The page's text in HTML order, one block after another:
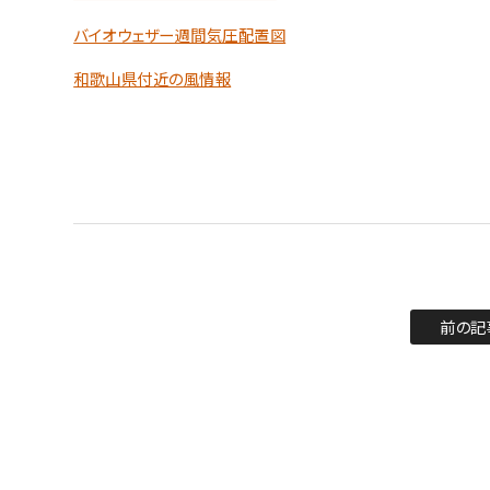
バイオウェザー週間気圧配置図
和歌山県付近の風情報
前の